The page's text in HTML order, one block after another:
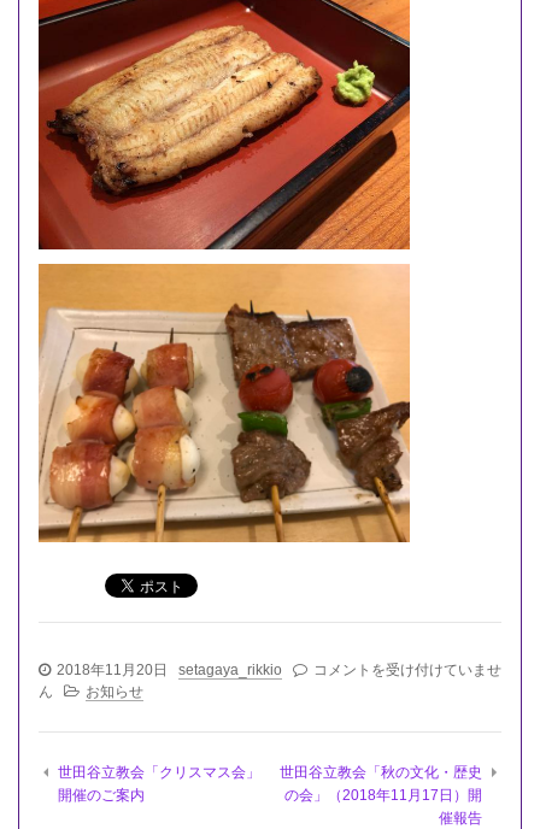
2018年11月20日 setagaya_rikkio
世
立
会
「平
コメントを受け付けていませ
ん
お知らせ
世田谷立教会「クリスマス会」
開催のご案内
世田谷立教会「秋の文化・歴史
の会」（2018年11月17日）開
催報告